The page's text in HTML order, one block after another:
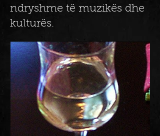
ndryshme të muzikës dhe
kulturës.